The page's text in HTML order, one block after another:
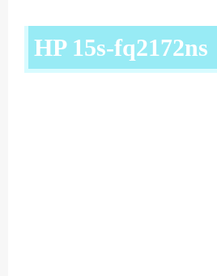
HP 15s-fq2172ns